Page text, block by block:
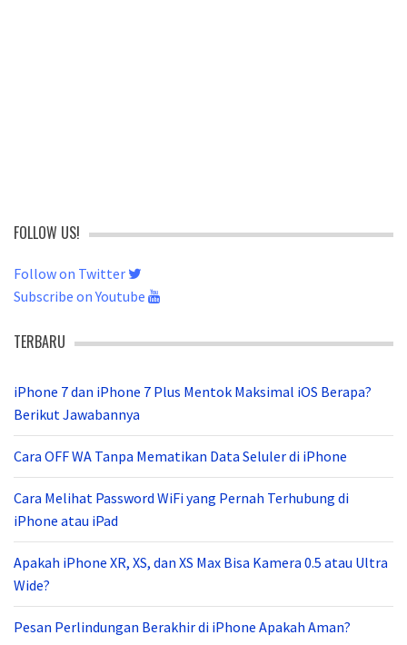
FOLLOW US!
Follow on Twitter
Subscribe on Youtube
TERBARU
iPhone 7 dan iPhone 7 Plus Mentok Maksimal iOS Berapa?
Berikut Jawabannya
Cara OFF WA Tanpa Mematikan Data Seluler di iPhone
Cara Melihat Password WiFi yang Pernah Terhubung di
iPhone atau iPad
Apakah iPhone XR, XS, dan XS Max Bisa Kamera 0.5 atau Ultra
Wide?
Pesan Perlindungan Berakhir di iPhone Apakah Aman?